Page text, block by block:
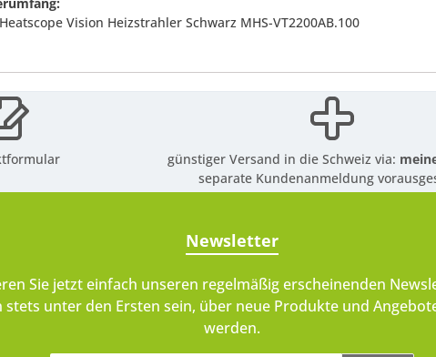
Vision Heizstrahler Schwarz MHS-VT2200AB.100
günstiger Versand in die Schweiz via:
separate Kundenanmeldung
Newsletter
Sie jetzt einfach unseren regelmäßig erscheinenden
stets unter den Ersten sein, über neue Produkte und
werden.